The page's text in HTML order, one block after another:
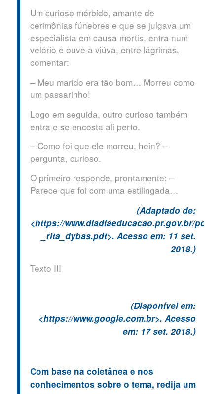
Um curioso mórbido, amante de
cerimônias fúnebres e que se julgava um
especialista em causa mortis, entra num
velório e ouve a viúva, entre lágrimas,
comentar:
– Meu marido era tão bom… Morreu como
um passarinho!
Logo em seguida, outro curioso também
entra e se encosta ali perto.
– Como foi que ele morreu, hein? –
pergunta, curioso.
O primeiro responde, prontamente: –
Parece que foi com uma estilingada…
(Adaptado de:
<https://www.diadiaeducacao.pr.gov.br/
_rita_dybas.pdt>. Acesso em: 11 set.
2018.)
Texto III
(Disponível em:
<https://www.google.com.br>. Acesso
em: 17 set. 2018.)
Com base na coletânea e nos
conhecimentos sobre o tema, redija um